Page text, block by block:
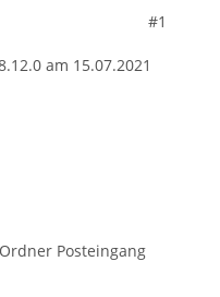
#1
am 15.07.2021
Posteingang